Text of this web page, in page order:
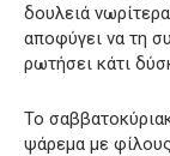
δουλειά
αποφύγει να τη
ρωτήσει κάτι
Το
ψάρεμα με